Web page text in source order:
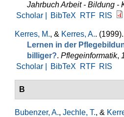
Jahrbuch Arbeit - Bildung -
Scholar |
BibTeX RTF RIS
Kerres, M., & Kerres, A.. (1999).
Lernen in der
billiger?. Pflegeinformatik,
Scholar |
BibTeX RTF RIS
B
Bubenzer, A., Jechle, T., &